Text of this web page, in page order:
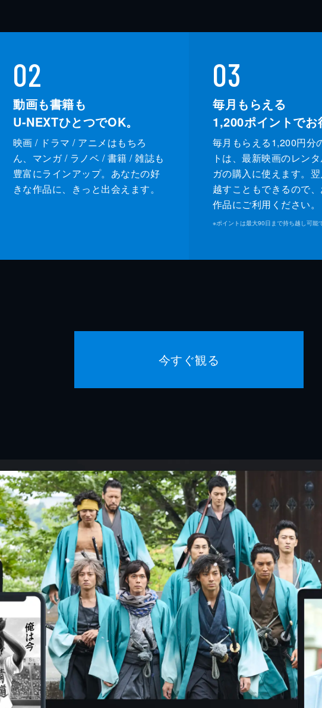
02
動画も書籍も
U-NEXTひとつでOK。
映画 / ドラマ / アニメはもちろ
ん、マンガ / ラノベ / 書籍 / 雑誌も
豊富にラインアップ。あなたの好
きな作品に、きっと出会えます。
03
毎月もらえる
1,200ポイントでお
毎月もらえる1,200円分
トは、最新映画のレン
ガの購入に使えます。
越すこともできるので
作品にご利用ください。
※ポイントは最大90日まで持ち越し可能で
今すぐ観る